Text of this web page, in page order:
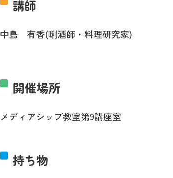
講師
中島 有香(唎酒師・料理研究家)
開催場所
メディアシップ教室第9講座室
持ち物